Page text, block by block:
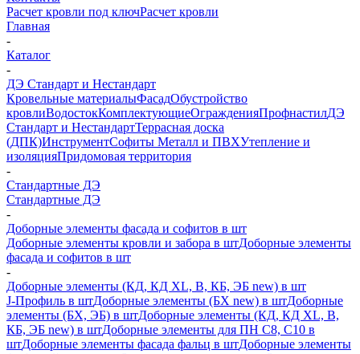
Расчет кровли под ключРасчет кровли
Главная
-
Каталог
-
ДЭ Стандарт и Нестандарт
Кровельные материалыФасадОбустройство
кровлиВодостокКомплектующиеОгражденияПрофнастилДЭ
Стандарт и НестандартТеррасная доска
(ДПК)ИнструментСофиты Металл и ПВХУтепление и
изоляцияПридомовая территория
-
Стандартные ДЭ
Стандартные ДЭ
-
Доборные элементы фасада и софитов в шт
Доборные элементы кровли и забора в штДоборные элементы
фасада и софитов в шт
-
Доборные элементы (КД, КД XL, В, КБ, ЭБ new) в шт
J-Профиль в штДоборные элементы (БХ new) в штДоборные
элементы (БХ, ЭБ) в штДоборные элементы (КД, КД XL, В,
КБ, ЭБ new) в штДоборные элементы для ПН С8, С10 в
штДоборные элементы фасада фальц в штДоборные элементы